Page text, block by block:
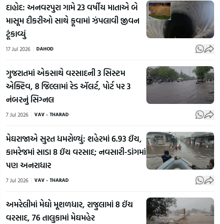
દાહોદ: અનવરપુરા ગામે 23 વર્ષીય માતાએ બે
માસૂમ દીકરીઓ સાથે કૂવામાં ઝંપલાવી જીવન
ટૂંકાવ્યું
17 Jul 2026 DAHOD
ગુજરાતમાં એકસાથે વરસાદની 3 સિસ્ટમ
એક્ટિવ, 8 જિલ્લામાં રેડ ઍલર્ટ, પોર્ટ પર 3
નંબરનું સિગ્નલ
7 Jul 2026 VAV - THARAD
મેઘરાજાએ સુરત ધમરોળ્યું: શહેરમાં 6.93 ઈંચ,
કામરેજમાં સાડા 8 ઈંચ વરસાદ; નવસારી-ડાંગમાં
પણ અનરાધાર
7 Jul 2026 VAV - THARAD
અમરેલીમાં મેઘો મૂશળધાર, રાજુલામાં 8 ઈંચ
વરસાદ, 76 તાલુકામાં મેઘમહેર